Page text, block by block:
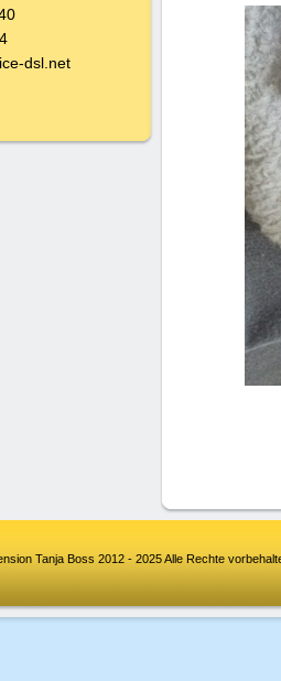
dsl.net
Tanja Boss 2012 - 2025 Alle Rechte